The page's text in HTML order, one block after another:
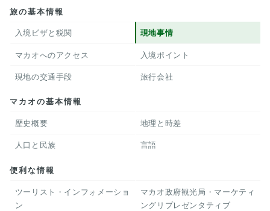
旅の基本情報
入境ビザと税関
現地事情
マカオへのアクセス 入境ポイント
現地の交通手段 旅行会社
マカオの基本情報
歴史概要
地理と時差
人口と民族 言語
便利な情報
ツーリスト・インフォメーショ
ン
マカオ政府観光局・マーケティ
ングリプレゼンタティブ